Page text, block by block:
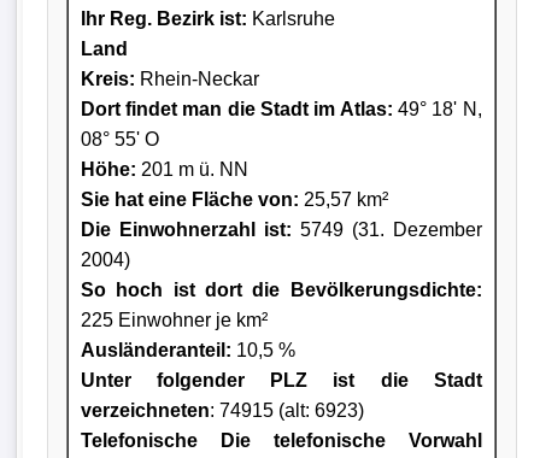
Ihr Reg. Bezirk ist: Karlsruhe
Land
Kreis: Rhein-Neckar
Dort findet man die Stadt im Atlas: 49° 18' N,
08° 55' O
Höhe: 201 m ü. NN
Sie hat eine Fläche von: 25,57 km²
Die Einwohnerzahl ist: 5749 (31. Dezember
2004)
So hoch ist dort die Bevölkerungsdichte:
225 Einwohner je km²
Ausländeranteil: 10,5 %
Unter folgender PLZ ist die Stadt
verzeichneten: 74915 (alt: 6923)
Telefonische Die telefonische Vorwahl